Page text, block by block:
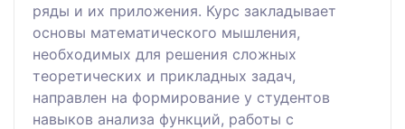
ряды и их приложения. Курс закладывает
основы математического мышления,
необходимых для решения сложных
теоретических и прикладных задач,
направлен на формирование у студентов
навыков анализа функций, работы с